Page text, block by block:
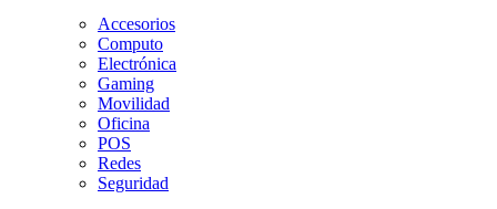
Accesorios
Computo
Electrónica
Gaming
Movilidad
Oficina
POS
Redes
Seguridad